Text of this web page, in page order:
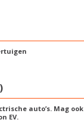
auto’s. Mag ook
EV.